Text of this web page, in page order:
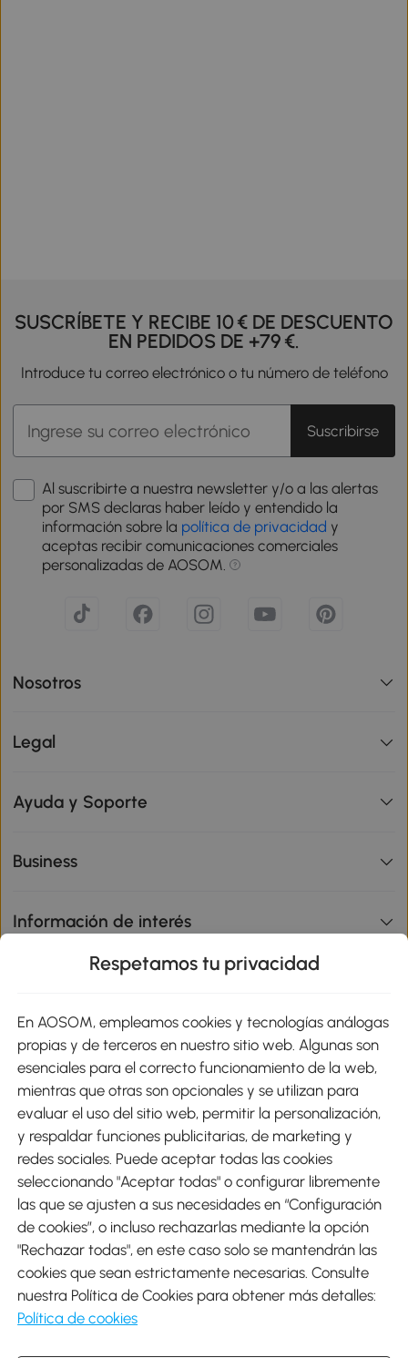
SUSCRÍBETE Y RECIBE 10 € DE DESCUENTO
EN PEDIDOS DE +79 €.
Introduce tu correo electrónico o tu número de teléfono
Suscribirse
Al suscribirte a nuestra newsletter y/o a las alertas
por SMS declaras haber leído y entendido la
información sobre la política de privacidad y
aceptas recibir comunicaciones comerciales
personalizadas de AOSOM.
Nosotros
Legal
Ayuda y Soporte
Business
Información de interés
Métodos de Pago
Envíos
Descargar Aosom App
Google Play
Respetamos tu privacidad
En AOSOM, empleamos cookies y tecnologías análogas
propias y de terceros en nuestro sitio web. Algunas son
esenciales para el correcto funcionamiento de la web,
mientras que otras son opcionales y se utilizan para
evaluar el uso del sitio web, permitir la personalización,
y respaldar funciones publicitarias, de marketing y
redes sociales. Puede aceptar todas las cookies
seleccionando "Aceptar todas" o configurar libremente
las que se ajusten a sus necesidades en “Configuración
de cookies”, o incluso rechazarlas mediante la opción
"Rechazar todas", en este caso solo se mantendrán las
cookies que sean estrictamente necesarias. Consulte
nuestra Política de Cookies para obtener más detalles:
Política de cookies